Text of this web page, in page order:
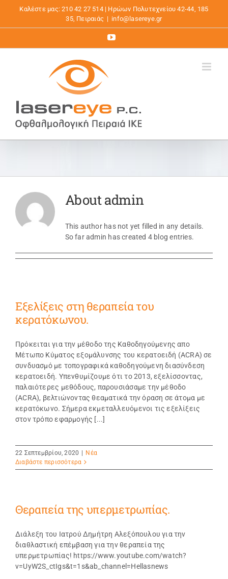
Μετάβαση
περιεχόμενο
Καλέστε μας: 210 42 27 514 | Ηρώων Πολυτεχνείου 42-44, 185
35, Πειραιάς | info@lasereye.gr
YouTube
Aboutadmin
This author has not yet filled in any details.
So far admin has created 4 blog entries.
Εξελίξεις στη θεραπεία του
κερατόκωνου.
Πρόκειται για την μέθοδο της Καθοδηγούμενης απο
Μέτωπο Κύματος εξομάλυνσης του κερατοειδή (ACRA) σε
συνδυασμό με τοπογραφικά καθοδηγούμενη διασύνδεση
κερατοειδή. Υπενθυμίζουμε ότι το 2013, εξελίσσοντας,
παλαιότερες μεθόδους, παρουσιάσαμε την μέθοδο
(ACRA), βελτιώνοντας θεαματικά την όραση σε άτομα με
κερατόκωνο. Σήμερα εκμεταλλευόμενοι τις εξελίξεις
στον τρόπο εφαρμογής [...]
22 Σεπτεμβρίου, 2020 | Νέα
Διαβάστε περισσότερα
Θεραπεία της υπερμετρωπίας.
Διάλεξη του Ιατρού Δημήτρη Αλεξόπουλου για την
διαθλαστική επέμβαση για την θεραπεία της
υπερμετρωπίας! https://www.youtube.com/watch?
v=UyW2S_ctIgs&t=1s&ab_channel=Hellasnews